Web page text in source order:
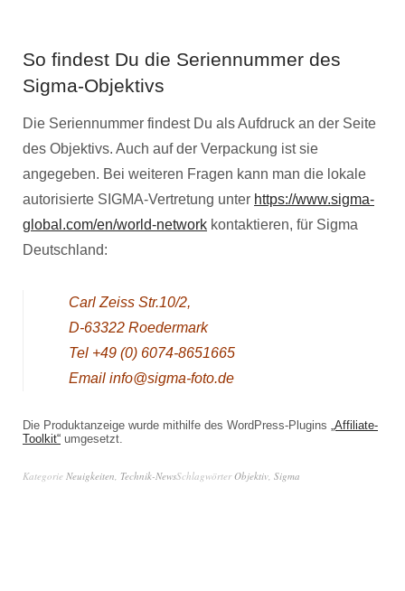
So findest Du die Seriennummer des
Sigma-Objektivs
Die Seriennummer findest Du als Aufdruck an der Seite
des Objektivs. Auch auf der Verpackung ist sie
angegeben. Bei weiteren Fragen kann man die lokale
autorisierte SIGMA-Vertretung unter https://www.sigma-
global.com/en/world-network kontaktieren, für Sigma
Deutschland:
Carl Zeiss Str.10/2,
D-63322 Roedermark
Tel +49 (0) 6074-8651665
Email info@sigma-foto.de
Die Produktanzeige wurde mithilfe des WordPress-Plugins „Affiliate-
Toolkit“ umgesetzt.
Kategorie Neuigkeiten Technik-NewsSchlagwörterObjektiv Sigma